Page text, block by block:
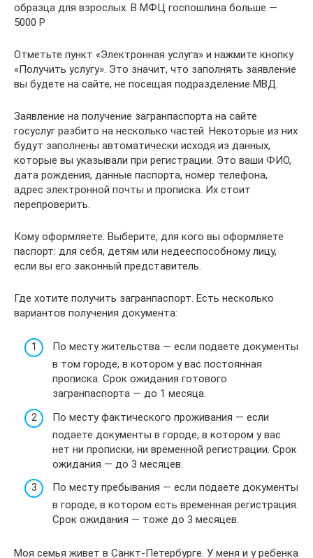
образца для взрослых. В МФЦ госпошлина больше —
5000 Р
Отметьте пункт «Электронная услуга» и нажмите кнопку
«Получить услугу». Это значит, что заполнять заявление
вы будете на сайте, не посещая подразделение МВД.
Заявление на получение загранпаспорта на сайте
госуслуг разбито на несколько частей. Некоторые из них
будут заполнены автоматически исходя из данных,
которые вы указывали при регистрации. Это ваши ФИО,
дата рождения, данные паспорта, номер телефона,
адрес электронной почты и прописка. Их стоит
перепроверить.
Кому оформляете. Выберите, для кого вы оформляете
паспорт: для себя, детям или недееспособному лицу,
если вы его законный представитель.
Где хотите получить загранпаспорт. Есть несколько
вариантов получения документа:
По месту жительства — если подаете документы
в том городе, в котором у вас постоянная
прописка. Срок ожидания готового
загранпаспорта — до 1 месяца.
По месту фактического проживания — если
подаете документы в городе, в котором у вас
нет ни прописки, ни временной регистрации. Срок
ожидания — до 3 месяцев.
По месту пребывания — если подаете документы
в городе, в котором есть временная регистрация.
Срок ожидания — тоже до 3 месяцев.
Моя семья живет в Санкт-Петербурге. У меня и у ребенка